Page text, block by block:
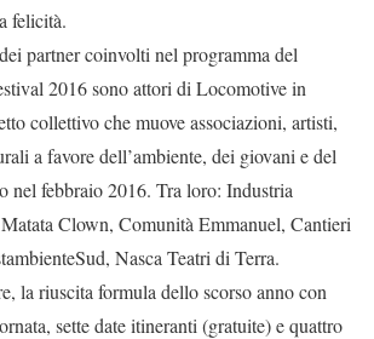
felicità.
partner coinvolti nel programma del
2016 sono attori di Locomotive in
collettivo che muove associazioni, artisti,
a favore dell’ambiente, dei giovani e del
nel febbraio 2016. Tra loro: Industria
Clown, Comunità Emmanuel, Cantieri
Nasca Teatri di Terra.
la riuscita formula dello scorso anno con
sette date itineranti (gratuite) e quattro